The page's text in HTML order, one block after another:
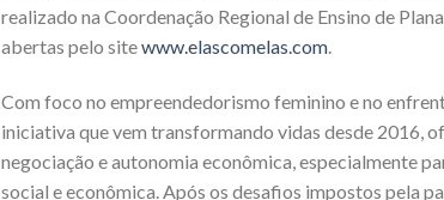
realizado na Coordenação Regional de Ensino de
abertas pelo sitewww.elascomelas.com.
Com foco no empreendedorismo feminino e no
iniciativa que vem transformando vidas desde 2016,
negociação e autonomia econômica, especialmente
social e econômica. Após os desafios impostos pela